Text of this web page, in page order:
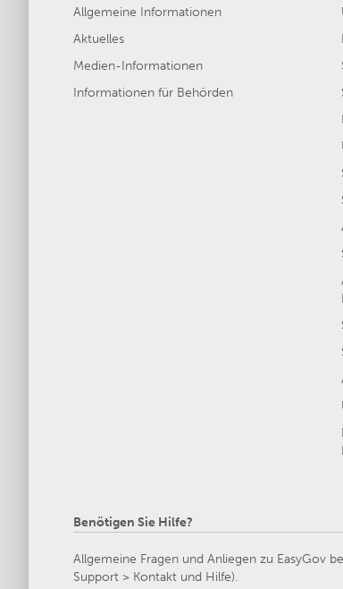
Allgemeine Informationen
Aktuelles
Medien-Informationen
Informationen für Behörden
Benötigen Sie Hilfe?
Allgemeine Fragen und Anliegen zu EasyGov
Support > Kontakt und Hilfe).